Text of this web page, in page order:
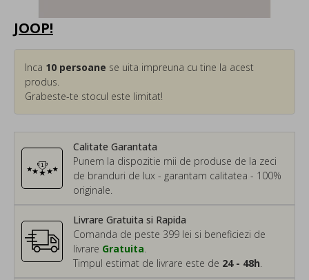
JOOP!
Calitate Garantata
Punem la dispozitie mii de produse de la zeci
de branduri de lux - garantam calitatea - 100%
originale.
Inca 10 persoane se uita impreuna cu tine la acest
produs.
Grabeste-te stocul este limitat!
Livrare Gratuita si Rapida
Comanda de peste 399 lei si beneficiezi de
livrare Gratuita
Timpul estimat de livrare este de 24 - 48h